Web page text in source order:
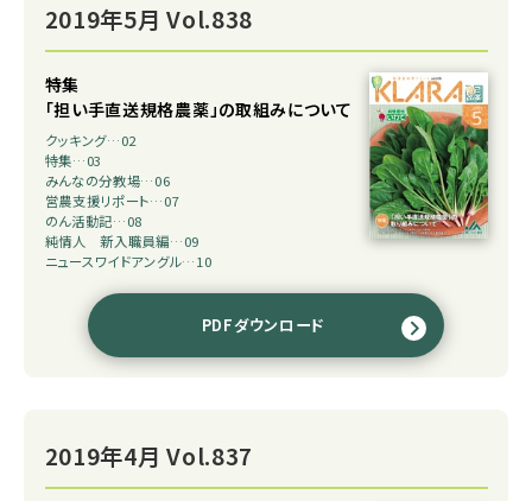
2019年5月 Vol.838
特集
「担い手直送規格農薬」の取組みについて
クッキング…02
特集…03
みんなの分教場…06
営農支援リポート…07
のん活動記…08
純情人 新入職員編…09
ニュースワイドアングル…10
PDFダウンロード
2019年4月 Vol.837